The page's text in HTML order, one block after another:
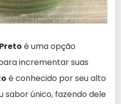
é uma opção
incrementar suas
é conhecido por seu alto
sabor único, fazendo dele